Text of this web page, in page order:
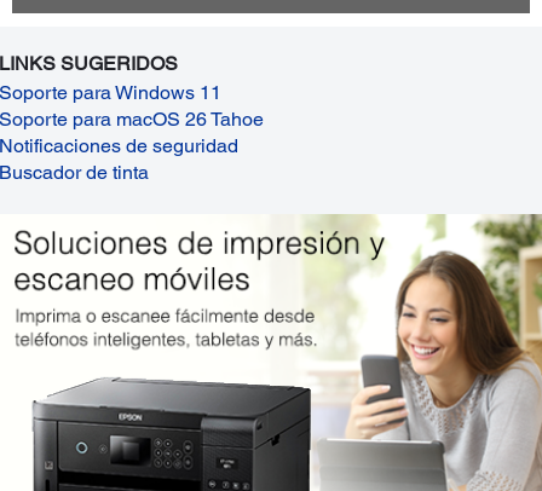
LINKS SUGERIDOS
Soporte para Windows 11
Soporte para macOS 26 Tahoe
Notificaciones de seguridad
Buscador de tinta